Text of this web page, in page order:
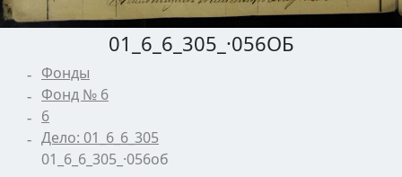
01_6_6_305_·056ОБ
Фонды
Фонд № 6
6
Дело: 01_6_6_305
01_6_6_305_·056об